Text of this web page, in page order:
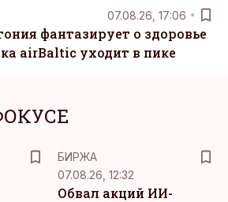
07.08.26, 17:06
фантазирует о здоровье
airBaltic уходит в пике
БИРЖА
07.08.26, 12:32
Обвал акций ИИ-